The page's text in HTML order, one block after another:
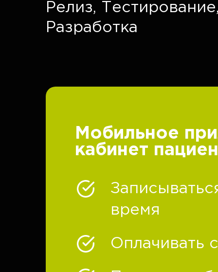
Релиз,
Разработка
Мобильное
кабинет
время
Оплачивать